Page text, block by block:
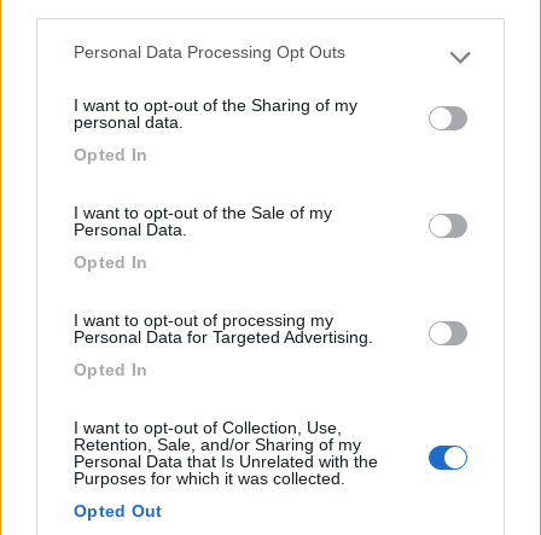
Please note that this website/app uses one or more Google
not limited to your visit or usage behaviour. You may click to
grant or deny consent to Google and its third-party tags to
use your data for below specified purposes in below Google
Personal Data Processing Opt Outs
I want to opt-out of the Sharing of my
personal data.
Opted In
I want to opt-out of the Sale of my
Personal Data.
Opted In
I want to opt-out of processing my
Personal Data for Targeted Advertising.
Opted In
I want to opt-out of Collection, Use,
Retention, Sale, and/or Sharing of my
Personal Data that Is Unrelated with the
Purposes for which it was collected.
Opted Out
Area di sosta (PS)
Agriturismo da Pasquino
Servizi / Posizione
Nell'azienda agricola oltre alla stalla con pecore e capr...
Loc. Perfetola